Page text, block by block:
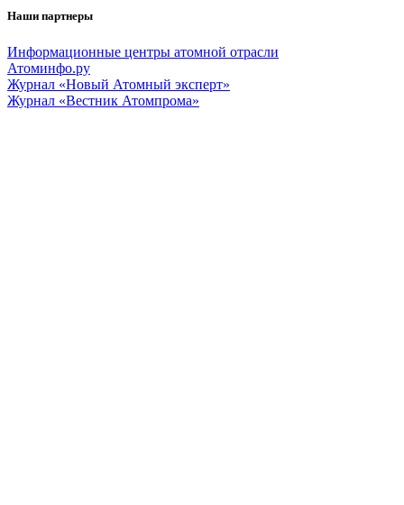
Наши партнеры
Информационные центры атомной отрасли
Атоминфо.ру
Журнал «Новый Атомный эксперт»
Журнал «Вестник Атомпрома»